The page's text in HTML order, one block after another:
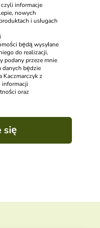
informacje
nowych
i usługach
będą wysyłane
do realizacji,
podany przeze mnie
danych będzie
Kaczmarczyk z
informacji
oraz
się